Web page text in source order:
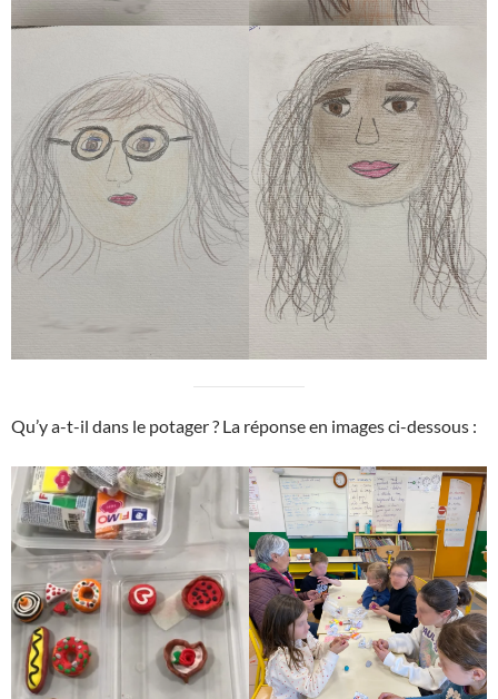
Qu’y a-t-il dans le potager ? La réponse en images ci-dessous :